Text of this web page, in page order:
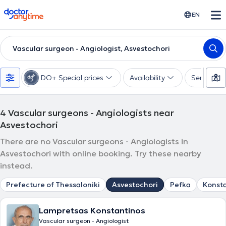
doctoranytime EN
Vascular surgeon - Angiologist, Asvestochori
DO+ Special prices Availability Services
4 Vascular surgeons - Angiologists near
Asvestochori
There are no Vascular surgeons - Angiologists in
Asvestochori with online booking. Try these nearby
instead.
Prefecture of Thessaloniki Asvestochori Pefka
Lampretsas Konstantinos
Vascular surgeon - Angiologist